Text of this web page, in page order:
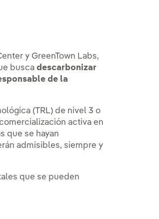
nueva.
y GreenTown Labs,
ventana nueva.
busca descarbonizar
de la
(TRL) de nivel 3 o
activa en
que se hayan
admisibles, siempre y
que se pueden